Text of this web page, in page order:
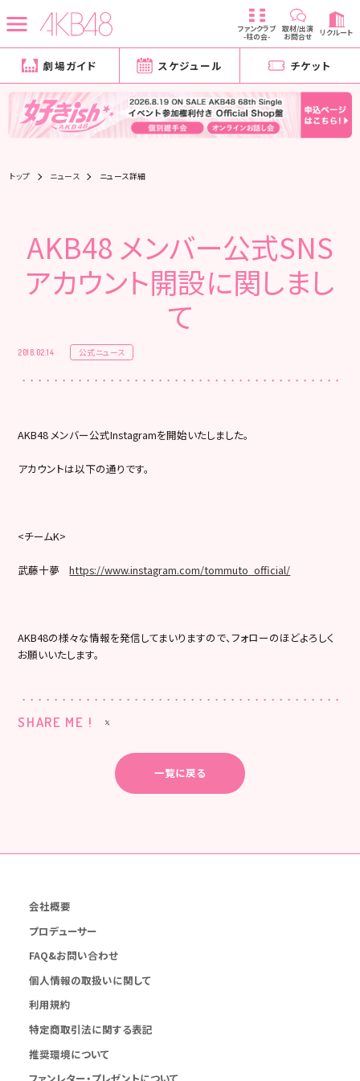
ファンクラブ
-柱の会-
取材/出演
お問合せ リクルート
劇場ガイド スケジュール チケット
トップ ニュース ニュース詳細
AKB48 メンバー公式SNS
アカウント開設に関しまし
て
2018.02.14 公式ニュース
AKB48 メンバー公式Instagramを開始いたしました。
アカウントは以下の通りです。
<チームK>
武藤十夢https://www.instagram.com/tommuto_official/
AKB48の様々な情報を発信してまいりますので、フォローのほどよろしく
お願いいたします。
SHARE ME !
一覧に戻る
会社概要
プロデューサー
FAQ&お問い合わせ
個人情報の取扱いに関して
利用規約
特定商取引法に関する表記
推奨環境について